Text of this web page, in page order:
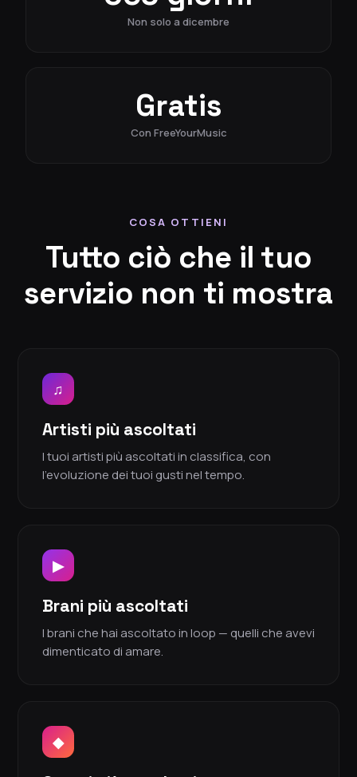
Non solo a dicembre
Gratis
Con FreeYourMusic
COSA OTTIENI
Tutto ciò che il tuo
servizio non ti mostra
♫
Artisti più ascoltati
I tuoi artisti più ascoltati in classifica, con
l'evoluzione dei tuoi gusti nel tempo.
▶
Brani più ascoltati
I brani che hai ascoltato in loop — quelli che avevi
dimenticato di amare.
◆